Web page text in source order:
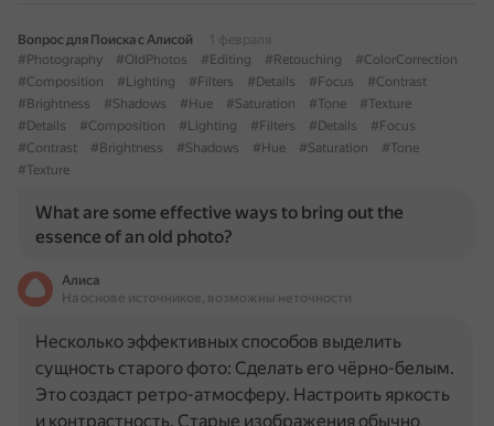
Вопрос для Поиска с Алисой
1 февраля
#Photography
#OldPhotos #Editing #Retouching
#ColorCorrection
#Composition
#Lighting #Filters #Details #Focus
#Contrast
#Brightness
#Shadows #Hue #Saturation #Tone
#Texture
#Details
#Composition #Lighting #Filters #Details
#Focus
#Contrast
#Brightness #Shadows #Hue #Saturation
#Tone
#Texture
What are some effective ways to bring out the
essence of an old photo?
Алиса
На основе источников, возможны неточности
Несколько эффективных способов выделить
сущность старого фото: Сделать его чёрно-белым.
Это создаст ретро-атмосферу. Настроить яркость
и контрастность. Старые изображения обычно